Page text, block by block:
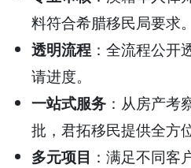
料符合希腊移民局要求。
透明流程 ：全流程公开
请进度。
一站式服务 ：从房产考
批，君拓移民提供全方
多元项目 ：满足不同客